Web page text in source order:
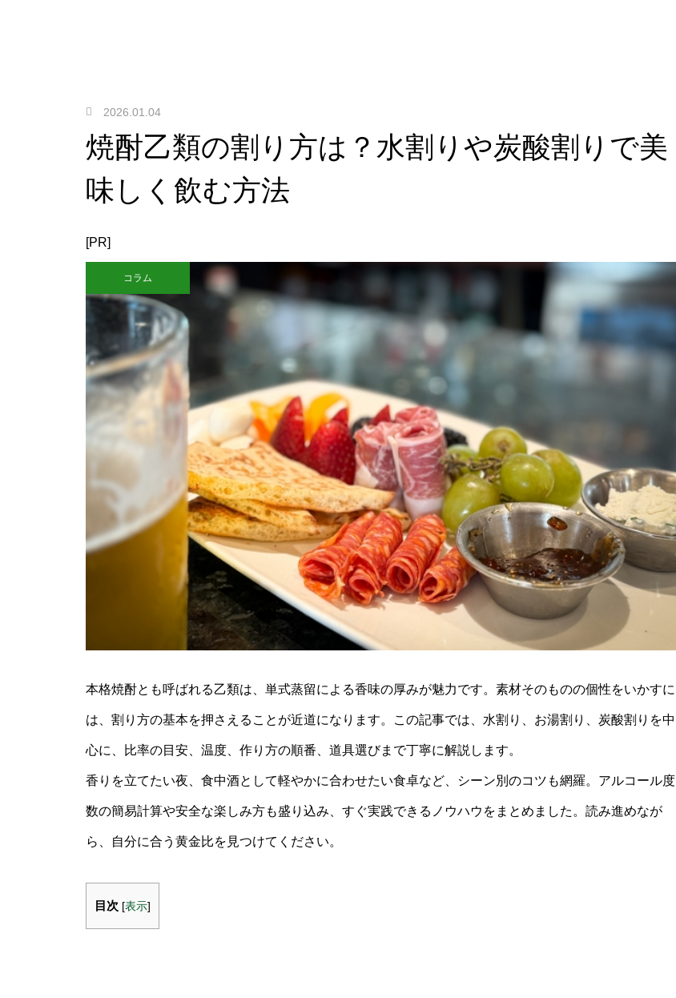
2026.01.04
焼酎乙類の割り方は？水割りや炭酸割りで美
味しく飲む方法
[PR]
コラム
本格焼酎とも呼ばれる乙類は、単式蒸留による香味の厚みが魅力です。素材そのものの個性をいかすに
は、割り方の基本を押さえることが近道になります。この記事では、水割り、お湯割り、炭酸割りを中
心に、比率の目安、温度、作り方の順番、道具選びまで丁寧に解説します。
香りを立てたい夜、食中酒として軽やかに合わせたい食卓など、シーン別のコツも網羅。アルコール度
数の簡易計算や安全な楽しみ方も盛り込み、すぐ実践できるノウハウをまとめました。読み進めなが
ら、自分に合う黄金比を見つけてください。
目次 [表示]